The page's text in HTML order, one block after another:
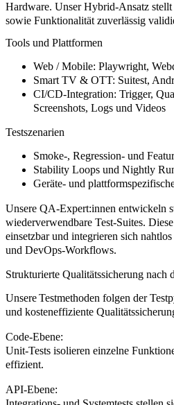
Hardware. Unser Hybrid-Ansatz
sowie Funktionalität zuverlässig
Tools und Plattformen
Web / Mobile: Playwright,
Smart TV & OTT: Suitest,
CI/CD-Integration: Trigger,
Screenshots, Logs und Videos
Testszenarien
Smoke-, Regression- und
Stability Loops und Nightly
Geräte- und
Unsere QA-Expert:innen entwickeln
wiederverwendbare Test-Suites.
einsetzbar und integrieren sich
und DevOps-Workflows.
Strukturierte Qualitätssicherung nach
Unsere Testmethoden folgen der
und kosteneffiziente
Code-Ebene:
Unit-Tests isolieren einzelne
effizient.
API-Ebene: